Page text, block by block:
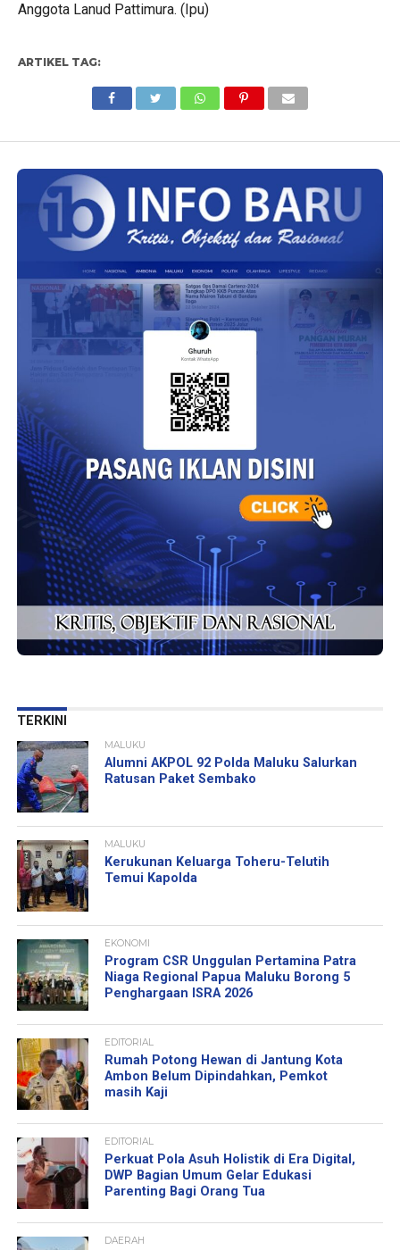
Anggota Lanud Pattimura. (Ipu)
ARTIKEL TAG:
TERKINI
MALUKU
Alumni AKPOL 92 Polda Maluku Salurkan
Ratusan Paket Sembako
MALUKU
Kerukunan Keluarga Toheru-Telutih
Temui Kapolda
EKONOMI
Program CSR Unggulan Pertamina Patra
Niaga Regional Papua Maluku Borong 5
Penghargaan ISRA 2026
EDITORIAL
Rumah Potong Hewan di Jantung Kota
Ambon Belum Dipindahkan, Pemkot
masih Kaji
EDITORIAL
Perkuat Pola Asuh Holistik di Era Digital,
DWP Bagian Umum Gelar Edukasi
Parenting Bagi Orang Tua
DAERAH